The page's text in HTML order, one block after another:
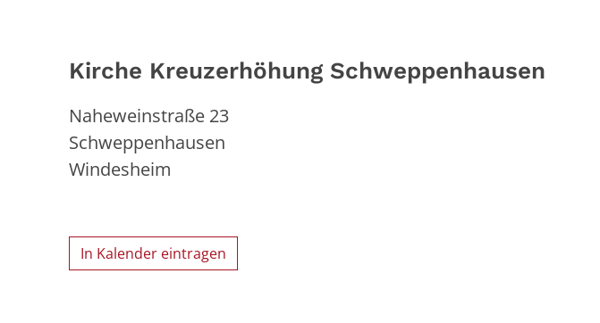
Kirche Kreuzerhöhung Schweppenhausen
Naheweinstraße 23
Schweppenhausen
Windesheim
In Kalender eintragen